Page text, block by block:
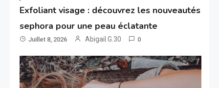
Exfoliant visage : découvrez les nouveautés
sephora pour une peau éclatante
Juillet 8, 2026 Abigail.G.30 0